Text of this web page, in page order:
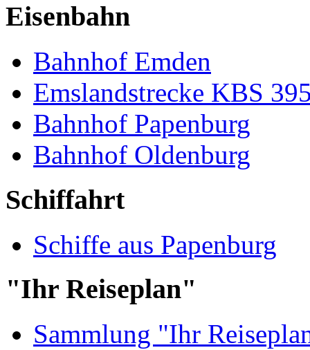
Eisenbahn
Bahnhof Emden
Emslandstrecke KBS
Bahnhof Papenburg
Bahnhof Oldenburg
Schiffahrt
Schiffe aus Papenburg
"Ihr Reiseplan"
Sammlung "Ihr